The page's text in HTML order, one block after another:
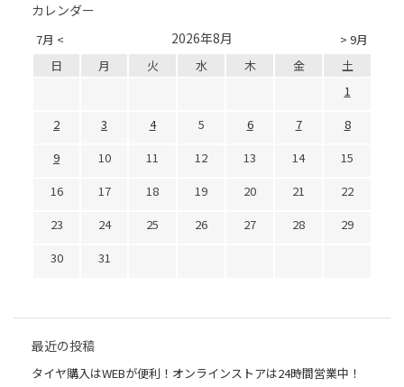
カレンダー
7月 < > 9月
2026年8月
日 月 火 水 木 金
土
1
2
3 4 5 6 7
8
9
10 11 12 13 14
15
16
17 18 19 20 21
22
23
24 25 26 27 28
29
30
31
最近の投稿
タイヤ購入はWEBが便利！オンラインストアは24時間営業中！